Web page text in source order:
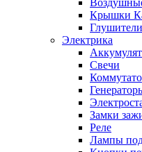
Крышки
Глушители
Электрика
Свечи
Замки
Реле
Лампы